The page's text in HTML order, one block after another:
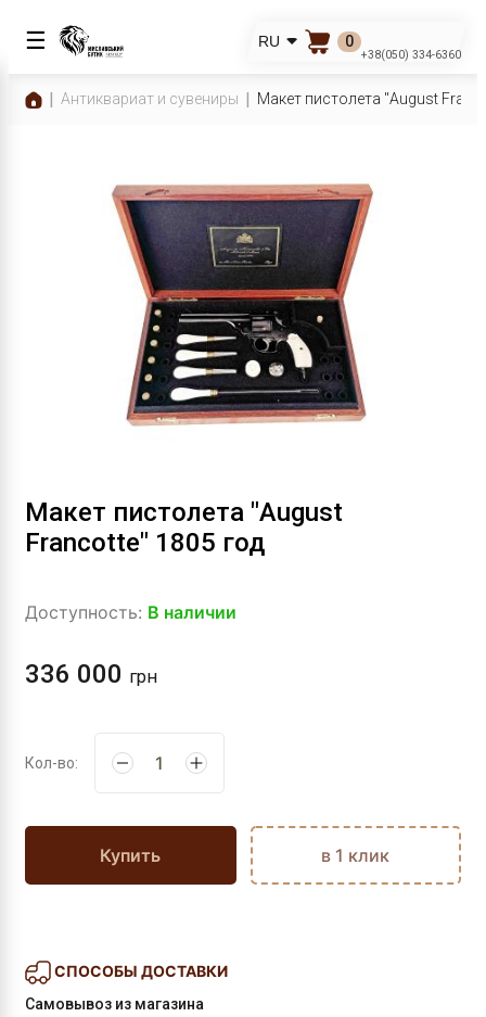
☰ RU 0
+38(050) 334-6360
Антиквариат и сувениры Макет пистолета "August
Макет пистолета "August
Francotte" 1805 год
Доступность: В наличии
336 000 грн
Кол-во:
Купить в 1 клик
СПОСОБЫ ДОСТАВКИ
Самовывоз из магазина